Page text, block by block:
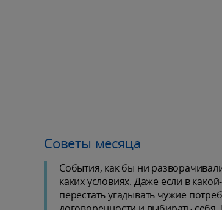
Советы месяца
События, как бы ни
каких условиях. Даже если в
перестать угадывать чужие